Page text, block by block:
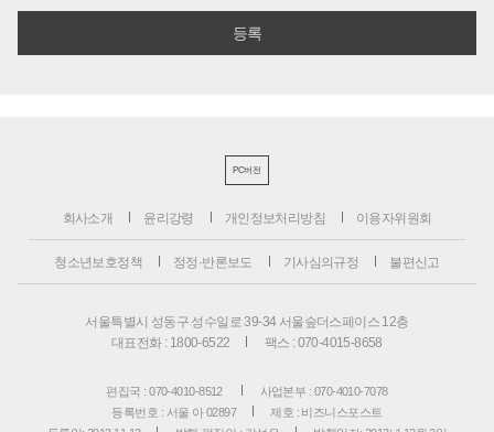
PC버전
회사소개 윤리강령 개인정보처리방침 이용자위원회
청소년보호정책 정정·반론보도 기사심의규정 불편신고
서울특별시 성동구 성수일로 39-34 서울숲더스페이스 12층
대표전화 : 1800-6522
팩스 : 070-4015-8658
편집국 : 070-4010-8512
사업본부 : 070-4010-7078
등록번호 : 서울 아 02897
제호 : 비즈니스포스트